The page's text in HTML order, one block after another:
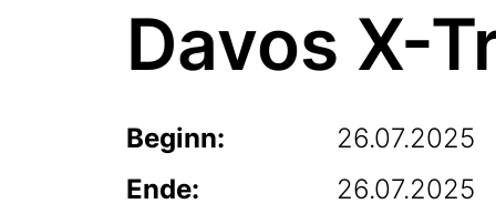
Davos X-
Beginn:
26.07.2025
Ende:
26.07.2025